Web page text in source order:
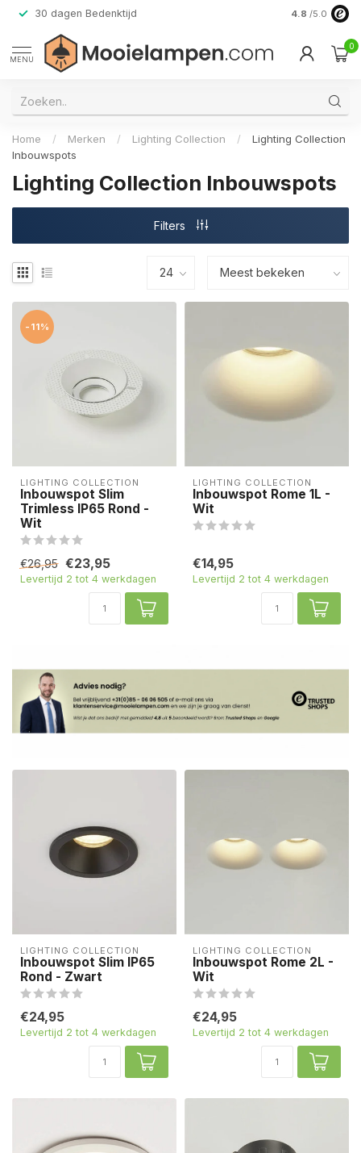
30 dagen Bedenktijd Verzending
4.8 /5.0
MENU
0
Home / Merken / Lighting Collection /
Lighting Collection
Inbouwspots
Lighting Collection Inbouwspots
Filters
-11%
LIGHTING COLLECTION
Inbouwspot Slim
Trimless IP65 Rond -
Wit
€26,95 €23,95
Levertijd 2 tot 4 werkdagen
LIGHTING COLLECTION
Inbouwspot Rome 1L -
Wit
€14,95
Levertijd 2 tot 4 werkdagen
LIGHTING COLLECTION
Inbouwspot Slim IP65
Rond - Zwart
€24,95
Levertijd 2 tot 4 werkdagen
LIGHTING COLLECTION
Inbouwspot Rome 2L -
Wit
€24,95
Levertijd 2 tot 4 werkdagen